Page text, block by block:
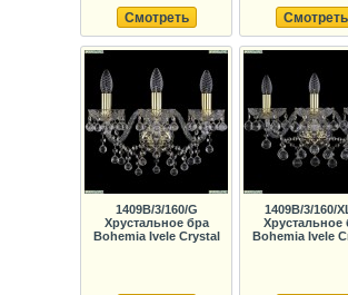
Смотреть Смотреть
1409B/3/160/G
Хрустальное бра
Bohemia Ivele Crystal
1409B/3/160/
Хрустальное
Bohemia Ivele